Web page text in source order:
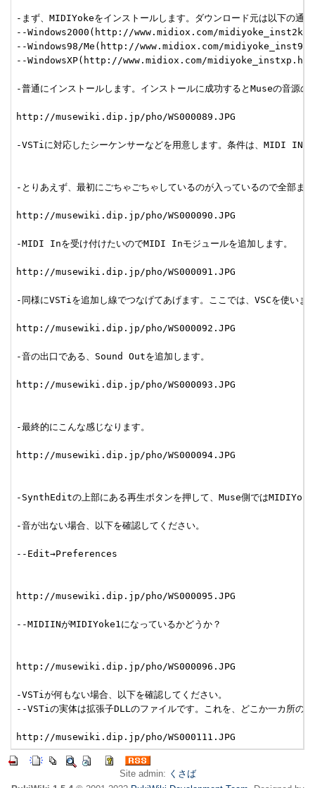
-まず、MIDIYokeをインストールします。ダウンロード元は以下の通り
--Windows2000(http://www.midiox.com/
--Windows98/Me(http://www.midiox.com/
--WindowsXP(http://www.midiox.com/
-普通にインストールします。インストールに成功するとMuseの音源の
http://musewiki.dip.jp/pho/WS000089.JPG
-VSTiに対応したシーケンサーなどを用意します。条件は、MIDI IN
-とりあえず、最初にごちゃごちゃしているのが入っているので全部ま
http://musewiki.dip.jp/pho/WS000090.JPG
-MIDI Inを受け付けたいのでMIDI Inモジュールを追加します。
http://musewiki.dip.jp/pho/WS000091.JPG
-同様にVSTiを追加し線でつなげてあげます。ここでは、VSCを使いま
http://musewiki.dip.jp/pho/WS000092.JPG
-音の出口である、Sound Outを追加します。
http://musewiki.dip.jp/pho/WS000093.JPG
-最終的にこんな感じなります。
http://musewiki.dip.jp/pho/WS000094.JPG
-SynthEditの上部にある再生ボタンを押して、Muse側では
-音が出ない場合、以下を確認してください。
--Edit→Preferences
http://musewiki.dip.jp/pho/WS000095.JPG
--MIDIINがMIDIYoke1になっているかどうか？
http://musewiki.dip.jp/pho/WS000096.JPG
-VSTiが何もない場合、以下を確認してください。
--VSTiの実体は拡張子DLLのファイルです。これを、どこか一カ所の
Site admin: くさば